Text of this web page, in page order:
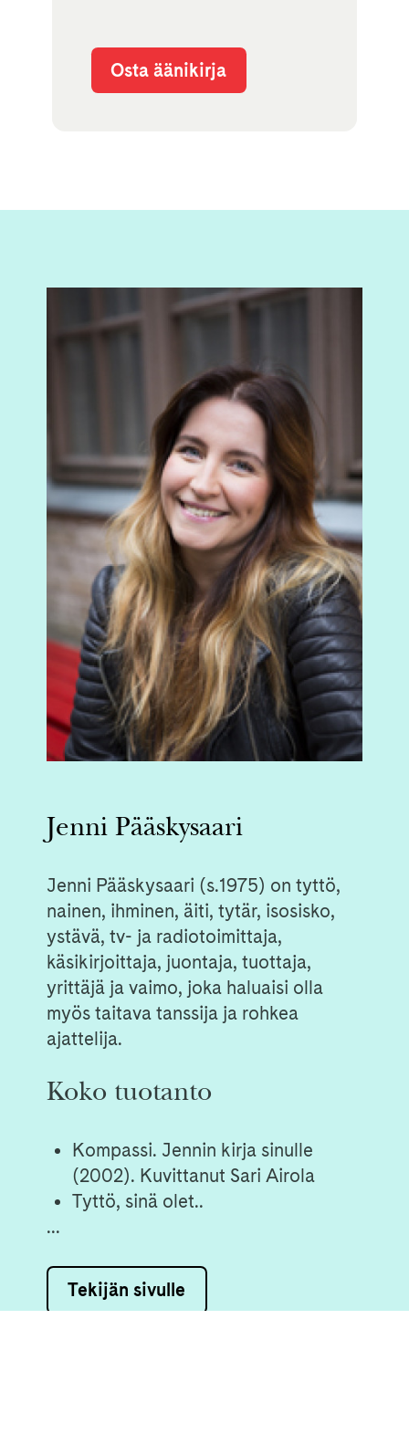
Osta äänikirja
Jenni Pääskysaari
Jenni Pääskysaari (s.1975) on tyttö,
nainen, ihminen, äiti, tytär, isosisko,
ystävä, tv- ja radiotoimittaja,
käsikirjoittaja, juontaja, tuottaja,
yrittäjä ja vaimo, joka haluaisi olla
myös taitava tanssija ja rohkea
ajattelija.
Koko tuotanto
Kompassi. Jennin kirja sinulle
(2002). Kuvittanut Sari Airola
Tyttö, sinä olet..
...
Tekijän sivulle